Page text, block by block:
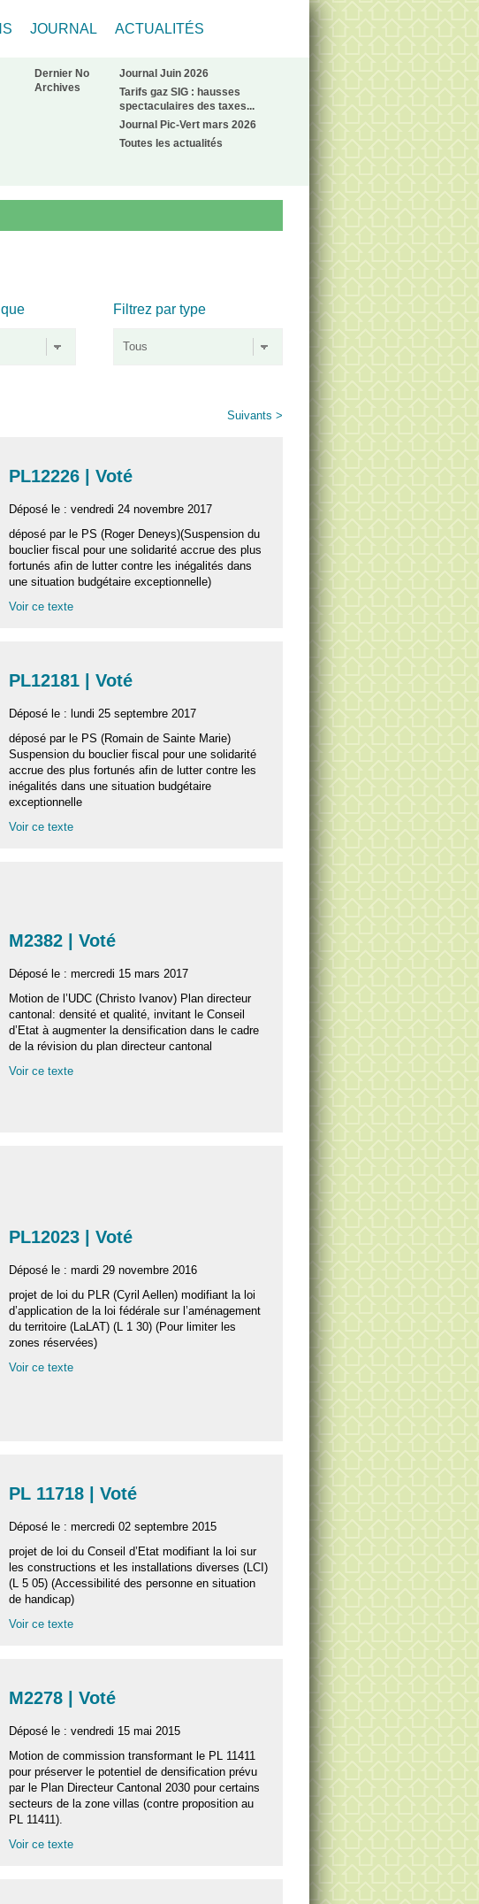
JOURNAL
Dernier No
Archives
ACTUALITÉS
Journal Juin 2026
Tarifs gaz SIG : hausses
spectaculaires des taxes...
Journal Pic-Vert mars 2026
Toutes les actualités
Filtrez par type
Suivants >
PL12226 | Voté
Déposé le : vendredi 24 novembre 2017
déposé par le PS (Roger Deneys)(Suspension du
bouclier fiscal pour une solidarité accrue des plus
fortunés afin de lutter contre les inégalités dans
une situation budgétaire exceptionnelle)
Voir ce texte
PL12181 | Voté
Déposé le : lundi 25 septembre 2017
déposé par le PS (Romain de Sainte Marie)
Suspension du bouclier fiscal pour une solidarité
accrue des plus fortunés afin de lutter contre les
inégalités dans une situation budgétaire
exceptionnelle
Voir ce texte
M2382 | Voté
Déposé le : mercredi 15 mars 2017
Motion de l’UDC (Christo Ivanov) Plan directeur
cantonal: densité et qualité, invitant le Conseil
d’Etat à augmenter la densification dans le cadre
de la révision du plan directeur cantonal
Voir ce texte
PL12023 | Voté
Déposé le : mardi 29 novembre 2016
projet de loi du PLR (Cyril Aellen) modifiant la loi
d’application de la loi fédérale sur l’aménagement
du territoire (LaLAT) (L 1 30) (Pour limiter les
zones réservées)
Voir ce texte
PL 11718 | Voté
Déposé le : mercredi 02 septembre 2015
projet de loi du Conseil d’Etat modifiant la loi sur
les constructions et les installations diverses (LCI)
(L 5 05) (Accessibilité des personne en situation
de handicap)
Voir ce texte
M2278 | Voté
Déposé le : vendredi 15 mai 2015
Motion de commission transformant le PL 11411
pour préserver le potentiel de densification prévu
par le Plan Directeur Cantonal 2030 pour certains
secteurs de la zone villas (contre proposition au
PL 11411).
Voir ce texte